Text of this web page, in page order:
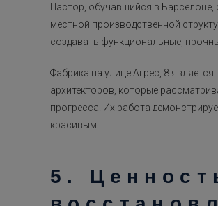
Пастор, обучавшийся в Барселоне,
местной производственной
создавать функциональные,
Фабрика на улице Агрес, 8
архитекторов, которые
прогресса. Их работа
красивым.
5.